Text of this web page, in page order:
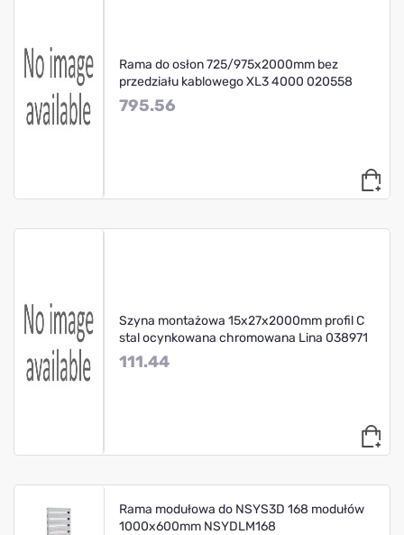
Rama do osłon 725/975x2000mm bez
przedziału kablowego XL3 4000 020558
795.56
Szyna montażowa 15x27x2000mm profil C
stal ocynkowana chromowana Lina 038971
111.44
Rama modułowa do NSYS3D 168 modułów
1000x600mm NSYDLM168